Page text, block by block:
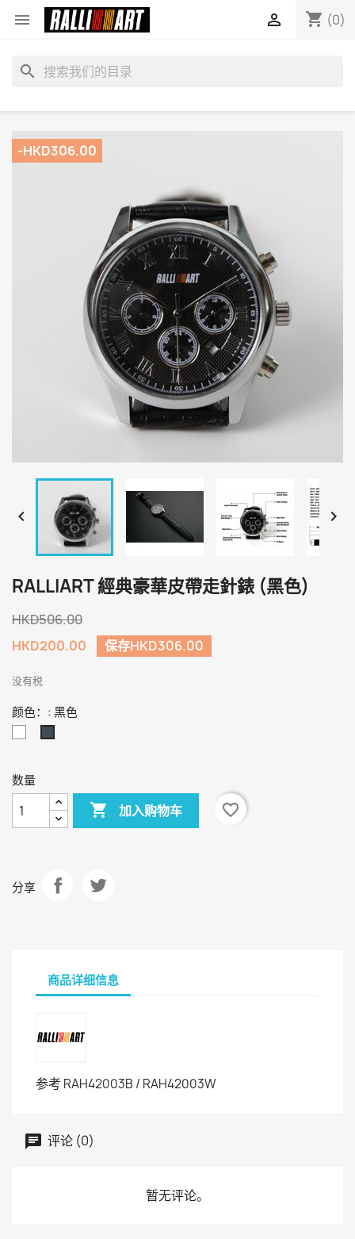
 shopping_cart (0)

search
-HKD306.00
 
RALLIART 經典豪華皮帶走針錶 (黑色)
HKD506.00
HKD200.00
保存HKD306.00
没有税
颜色：: 黑色
数量
 加入购物车 favorite_border
分享
商品详细信息
参考 RAH42003B / RAH42003W
评论 (0)
暂无评论。